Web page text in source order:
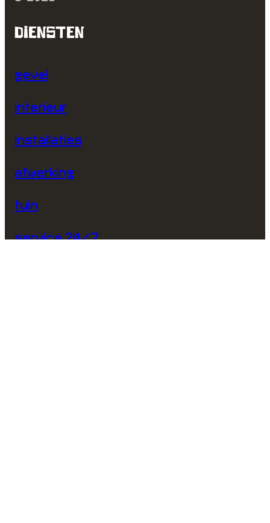
DIENSTEN
gevel
interieur
installaties
afwerking
tuin
service 24/7